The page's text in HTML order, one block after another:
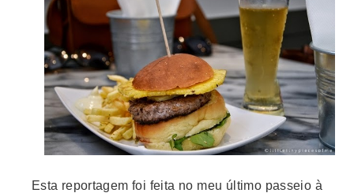
Esta reportagem foi feita no meu último passeio à